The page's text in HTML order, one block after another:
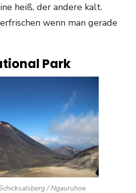
heiß, der andere kalt.
wenn man gerade
Park
/ Ngauruhoe